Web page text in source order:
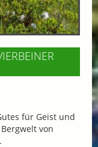
für Geist und
von